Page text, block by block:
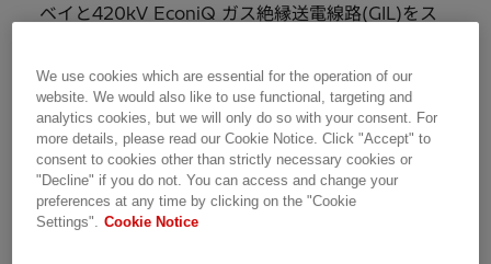
ベイと420kV EconiQ ガス絶縁送電線路(GIL)をス
ました。当社は、これらの設備を2023 年中に納入
し、ナショナル・グリッドの掲げる、保有するすべ
ての設備からのSF6 ガス撤去とネットゼロを2050
年までに実現するという目標達 成を支援します。
LPT は、増加する電力需要に対応するために老朽化
した高電圧送電線を更新し、送電容量を拡大す るこ
We use cookies which are essential for the operation of our
website. We would also like to use functional, targeting and
analytics cookies, but we will only do so with your consent. For
more details, please read our Cookie Notice. Click "Accept" to
consent to cookies other than strictly necessary cookies or
"Decline" if you do not. You can access and change your
preferences at any time by clicking on the "Cookie
Settings". Cookie Notice